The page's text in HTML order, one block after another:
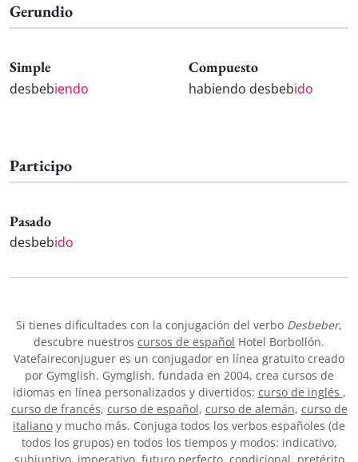
Gerundio
Simple
desbebiendo
Compuesto
habiendo desbebido
Participo
Pasado
desbebido
Si tienes dificultades con la conjugación del verbo Desbeber,
descubre nuestros cursos de español Hotel Borbollón.
Vatefaireconjuguer es un conjugador en línea gratuito creado
por Gymglish. Gymglish, fundada en 2004, crea cursos de
idiomas en línea personalizados y divertidos: curso de inglés ,
curso de francés, curso de español, curso de alemán, curso de
italiano y mucho más. Conjuga todos los verbos españoles (de
todos los grupos) en todos los tiempos y modos: indicativo,